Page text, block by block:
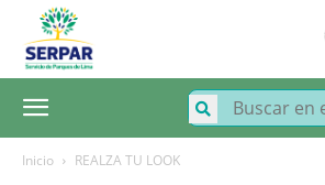
SERPAR
Servicio
de
Parques
Inicio REALZA TU LOOK